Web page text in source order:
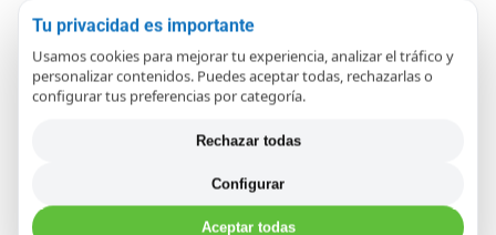
Reparación para
placas y módulos
electrónicos en
Mollet del Vallès
placas y módulos
electrónicos en
Granollers
diciembre 14th, 2020
Tu privacidad es importante
Usamos cookies para mejorar tu experiencia, analizar el tráfico y
personalizar contenidos. Puedes aceptar todas, rechazarlas o
configurar tus preferencias por categoría.
Rechazar todas
Configurar
Aceptar todas